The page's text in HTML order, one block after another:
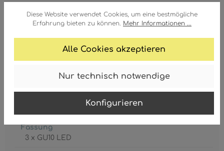
Diese Website verwendet Cookies, um eine bestmögliche
Erfahrung bieten zu können. Mehr Informationen ...
Alle Cookies akzeptieren
Nur technisch notwendige
Konfigurieren
Korpus
Glas, klar
Fassung
3 x GU10 LED